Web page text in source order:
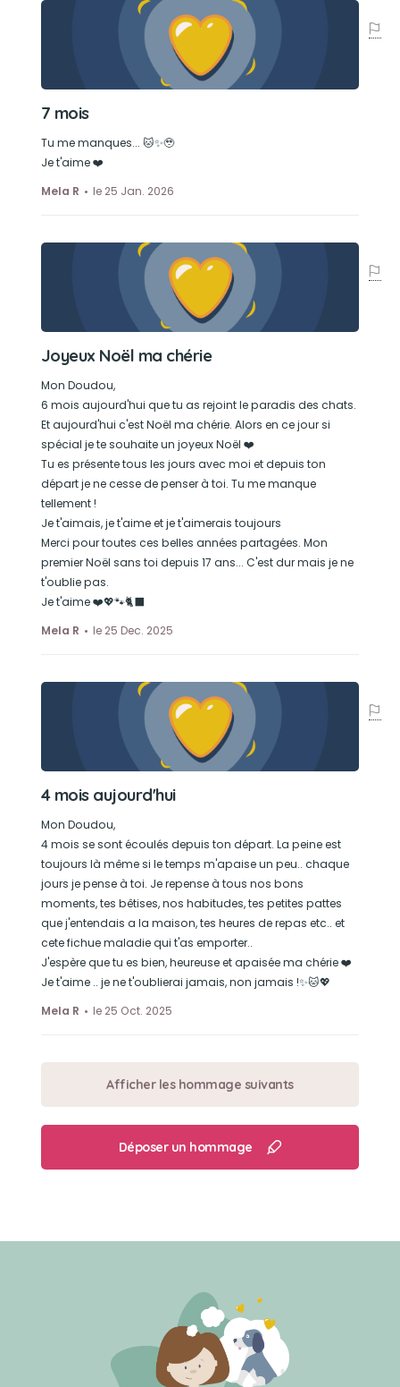
7 mois
Tu me manques... 🐱✨🥹
Je t'aime ❤️
Mela R
le 25 Jan. 2026
Joyeux Noël ma chérie
Mon Doudou,
6 mois aujourd'hui que tu as rejoint le paradis des chats.
Et aujourd'hui c'est Noël ma chérie. Alors en ce jour si
spécial je te souhaite un joyeux Noël ❤️
Tu es présente tous les jours avec moi et depuis ton
départ je ne cesse de penser à toi. Tu me manque
tellement !
Je t'aimais, je t'aime et je t'aimerais toujours
Merci pour toutes ces belles années partagées. Mon
premier Noël sans toi depuis 17 ans... C'est dur mais je ne
t'oublie pas.
Je t'aime ❤️💖🐾🐈‍⬛
Mela R
le 25 Dec. 2025
4 mois aujourd'hui
Mon Doudou,
4 mois se sont écoulés depuis ton départ. La peine est
toujours là même si le temps m'apaise un peu.. chaque
jours je pense à toi. Je repense à tous nos bons
moments, tes bêtises, nos habitudes, tes petites pattes
que j'entendais a la maison, tes heures de repas etc.. et
cete fichue maladie qui t'as emporter..
J'espère que tu es bien, heureuse et apaisée ma chérie ❤️
Je t'aime .. je ne t'oublierai jamais, non jamais !✨🐱💖
Mela R
le 25 Oct. 2025
Afficher les hommage suivants
Déposer un hommage